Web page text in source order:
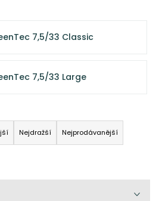
7,5/33 Classic
7,5/33 Large
Nejdražší Nejprodávanější